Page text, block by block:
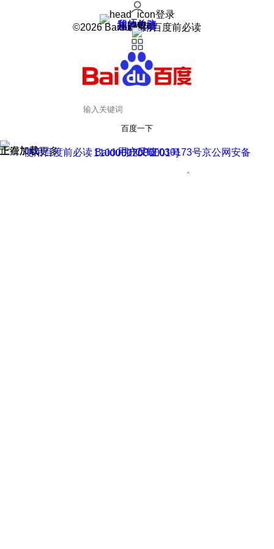
登录
我的关注
我的收藏
皮肤中心
用户反馈
设置
©2026 Baidu 使用百度前必读
百度一下
正在加载
上滑加载更多 用户反馈
使用百度前必读 Baidu 京ICP证030173号
京公网安备11000002000001号